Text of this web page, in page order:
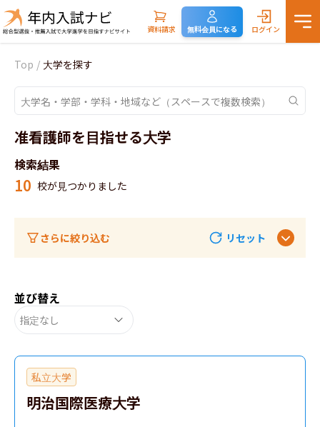
資料請求 無料会員になる ログイン
Top / 大学を探す
准看護師を目指せる大学
検索結果
10 校が見つかりました
さらに絞り込む リセット
並び替え
指定なし
私立大学
明治国際医療大学